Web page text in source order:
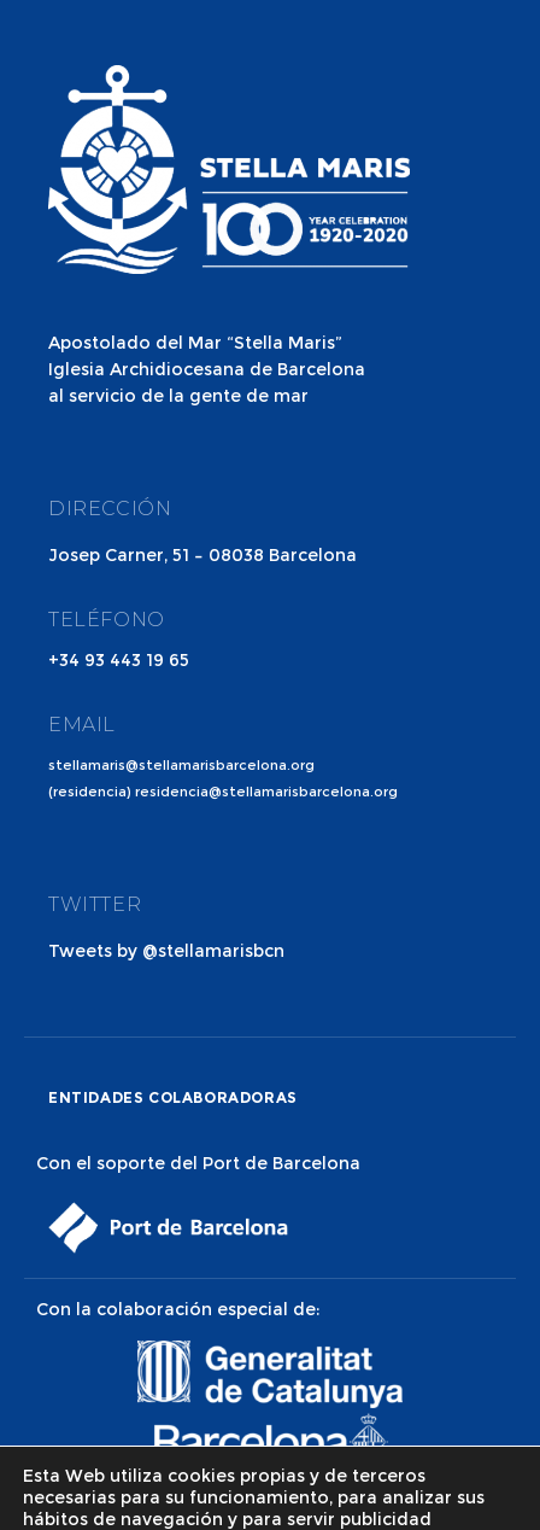
Apostolado del Mar “Stella Maris”
Iglesia Archidiocesana de Barcelona
al servicio de la gente de mar
DIRECCIÓN
Josep Carner, 51 – 08038 Barcelona
TELÉFONO
+34 93 443 19 65
EMAIL
stellamaris@stellamarisbarcelona.org
(residencia) residencia@stellamarisbarcelona.org
TWITTER
Tweets by @stellamarisbcn
ENTIDADES COLABORADORAS
Con el soporte del Port de Barcelona
Con la colaboración especial de:
Esta Web utiliza cookies propias y de terceros
necesarias para su funcionamiento, para analizar sus
hábitos de navegación y para servir publicidad